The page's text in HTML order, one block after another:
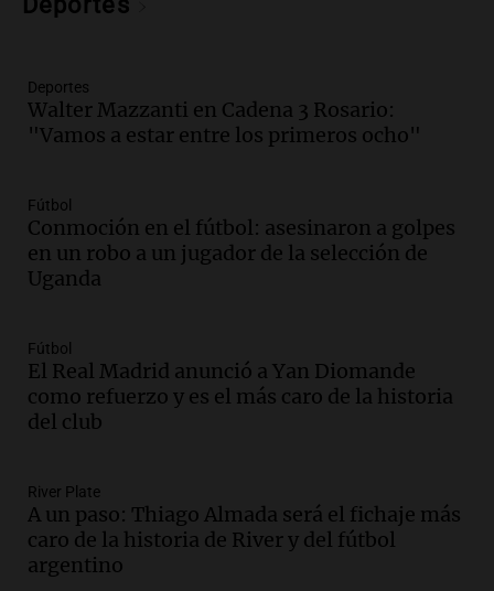
Episodios
Proyecto Vicuña de minería
Noticias
Episodios
Yacanto
Ahora país
Episodios
la ley de tierras
Noticias
Episodios
tierras por falta de votos
Noticias
Episodios
Audio.
Deportes
Walter Mazzanti en Cadena 3 Rosario:
"Vamos a estar entre los primeros ocho"
Fútbol
Conmoción en el fútbol: asesinaron a golpes
en un robo a un jugador de la selección de
Uganda
Fútbol
El Real Madrid anunció a Yan Diomande
como refuerzo y es el más caro de la historia
del club
River Plate
A un paso: Thiago Almada será el fichaje más
caro de la historia de River y del fútbol
argentino